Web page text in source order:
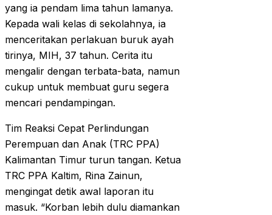
yang ia pendam lima tahun lamanya.
Kepada wali kelas di sekolahnya, ia
menceritakan perlakuan buruk ayah
tirinya, MIH, 37 tahun. Cerita itu
mengalir dengan terbata-bata, namun
cukup untuk membuat guru segera
mencari pendampingan.
Tim Reaksi Cepat Perlindungan
Perempuan dan Anak (TRC PPA)
Kalimantan Timur turun tangan. Ketua
TRC PPA Kaltim, Rina Zainun,
mengingat detik awal laporan itu
masuk. “Korban lebih dulu diamankan